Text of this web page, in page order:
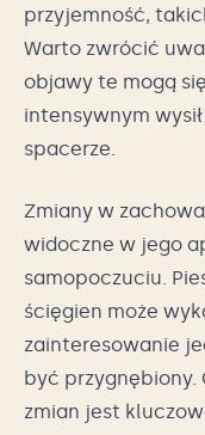
przyjemność,
Warto zwrócić
objawy te mogą
intensywnym
spacerze.
Zmiany w
widoczne w jego
samopoczuciu.
ścięgien może
zainteresowanie
być
zmian jest